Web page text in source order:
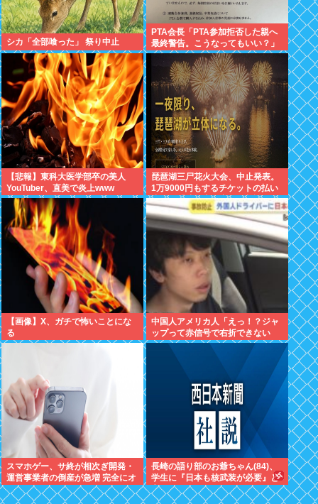
シカ「全部喰った」 祭り中止
PTA会長「PTA参加拒否した親へ
最終警告。こうなってもいい？」
（※画像あり）
【悲報】東科大医学部卒の美人
YouTuber、直美で炎上www
琵琶湖三尸花火大会、中止発表。
1万9000円もするチケットの払い
戻しは「法的専門家への相談を行
いながら」で確約せず
【画像】X、ガチで怖いことにな
る
中国人アメリカ人「えっ！？ジャ
ップって赤信号で右折できない
の？」
スマホゲー、サ終が相次ぎ開発・
運営事業者の倒産が急増 完全にオ
ワコンか
長崎の語り部のお爺ちゃん(84)、
学生に『日本も核武装が必要』と
言われびっくり